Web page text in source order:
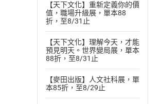
【天下文化】重新定義你的價
值，職場升級展，單本88
折，至8/31止
【天下文化】理解今天，才能
預見明天。世界變局展，單本
88折，至8/31止
【麥田出版】人文社科展，單
本85折，至8/29止